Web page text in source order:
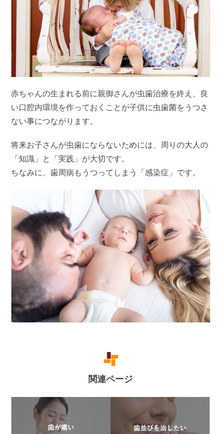
赤ちゃんの生まれる前に親御さんが虫歯治療を終え、良
い口腔内環境を作っておくことが子供に虫歯菌をうつさ
ない事につながります。
将来お子さんが虫歯にならないためには、周りの大人の
「知識」と「実践」が大切です。
ちなみに、歯周病もうつってしまう「感染症」です。
関連ページ